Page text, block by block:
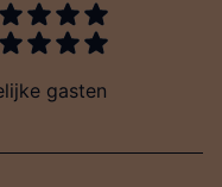
gasten